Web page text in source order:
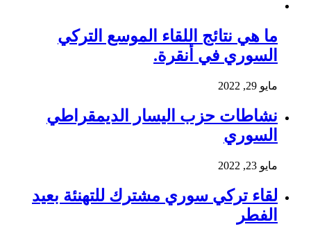
ما هي نتائج اللقاء الموسع التركي
السوري في أنقرة.
مايو 29, 2022
نشاطات حزب اليسار الديمقراطي
السوري
مايو 23, 2022
لقاء تركي سوري مشترك للتهنئة بعيد
الفطر